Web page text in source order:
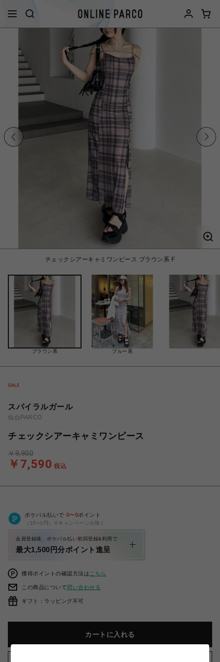
チェックシアーキャミワンピース ブラウン系 F
ブラウン系 ブルー系
スパイラルガール
仙台PARCO
チェックシアーキャミワンピース
￥7,590 税込
￥9,900
ポケパル払いで 0〜0ポイント
（1P=1円）※キャンペーン分除く
会員登録後、ポケパル払い初回登録&利用で
最大1,500円分ポイント進呈
獲得ポイントの確認方法は こちら
この商品について問い合わせる
ギフト：ラッピング不可
カートに入れる